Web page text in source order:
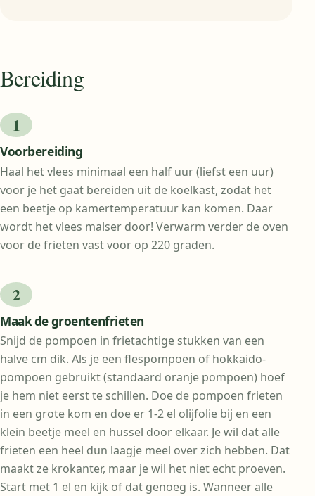
Bereiding
Voorbereiding
Haal het vlees minimaal een half uur (liefst een uur)
voor je het gaat bereiden uit de koelkast, zodat het
een beetje op kamertemperatuur kan komen. Daar
wordt het vlees malser door! Verwarm verder de oven
voor de frieten vast voor op 220 graden.
Maak de groentenfrieten
Snijd de pompoen in frietachtige stukken van een
halve cm dik. Als je een flespompoen of hokkaido-
pompoen gebruikt (standaard oranje pompoen) hoef
je hem niet eerst te schillen. Doe de pompoen frieten
in een grote kom en doe er 1-2 el olijfolie bij en een
klein beetje meel en hussel door elkaar. Je wil dat alle
frieten een heel dun laagje meel over zich hebben. Dat
maakt ze krokanter, maar je wil het niet echt proeven.
Start met 1 el en kijk of dat genoeg is. Wanneer alle